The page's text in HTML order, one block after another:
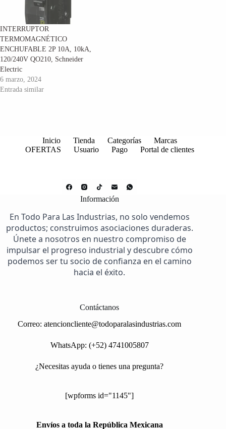
INTERRUPTOR
TERMOMAGNÉTICO
ENCHUFABLE 2P 10A, 10kA,
120/240V QO210, Schneider
Electric
6 marzo, 2024
Entrada similar
Inicio Tienda Categorías
Marcas
OFERTAS
Usuario Pago Portal de clientes
Información
En Todo Para Las Industrias, no solo vendemos
productos; construimos asociaciones duraderas.
Únete a nosotros en nuestro compromiso de
impulsar el progreso industrial y descubre cómo
podemos ser tu socio de confianza en el camino
hacia el éxito.
Contáctanos
Correo:atencioncliente@todoparalasindustrias.com
WhatsApp: (+52) 4741005807
¿Necesitas ayuda o tienes una pregunta?
[wpforms id="1145"]
Envíos a toda la República Mexicana